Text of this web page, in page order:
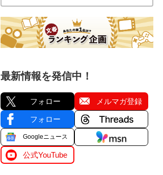
最新情報を発信中！
フォロー メルマガ登録
フォロー
Googleニュース
公式YouTube